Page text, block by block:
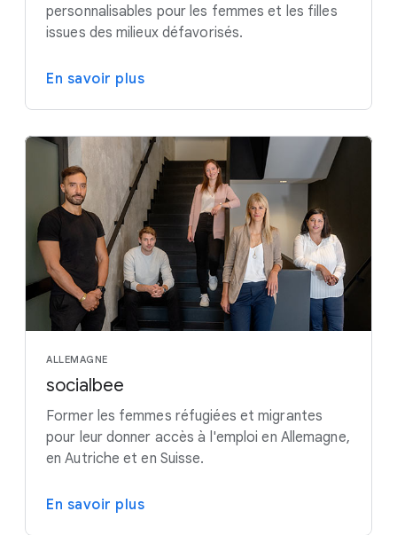
personnalisables pour les femmes et les filles
issues des milieux défavorisés.
En savoir plus
ALLEMAGNE
socialbee
Former les femmes réfugiées et migrantes
pour leur donner accès à l'emploi en Allemagne,
en Autriche et en Suisse.
En savoir plus